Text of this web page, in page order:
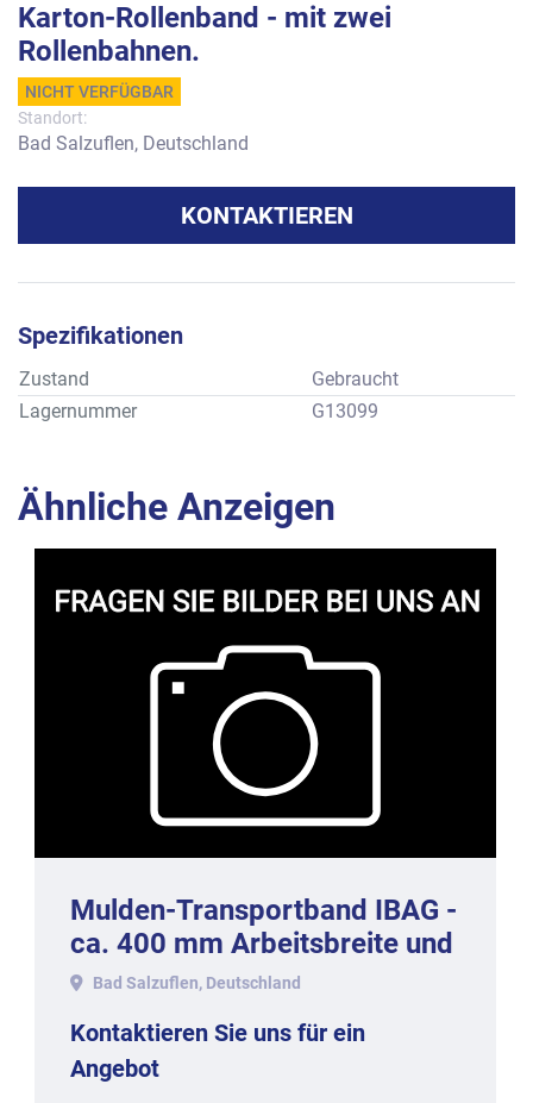
Karton-Rollenband - mit zwei
Rollenbahnen.
NICHT VERFÜGBAR
Standort:
Bad Salzuflen, Deutschland
KONTAKTIEREN
Spezifikationen
Zustand
Gebraucht
Lagernummer
G13099
Ähnliche Anzeigen
Mulden-Transportband IBAG -
ca. 400 mm Arbeitsbreite und
5,0 Meter Länge.
Bad Salzuflen, Deutschland
Kontaktieren Sie uns für ein
Angebot